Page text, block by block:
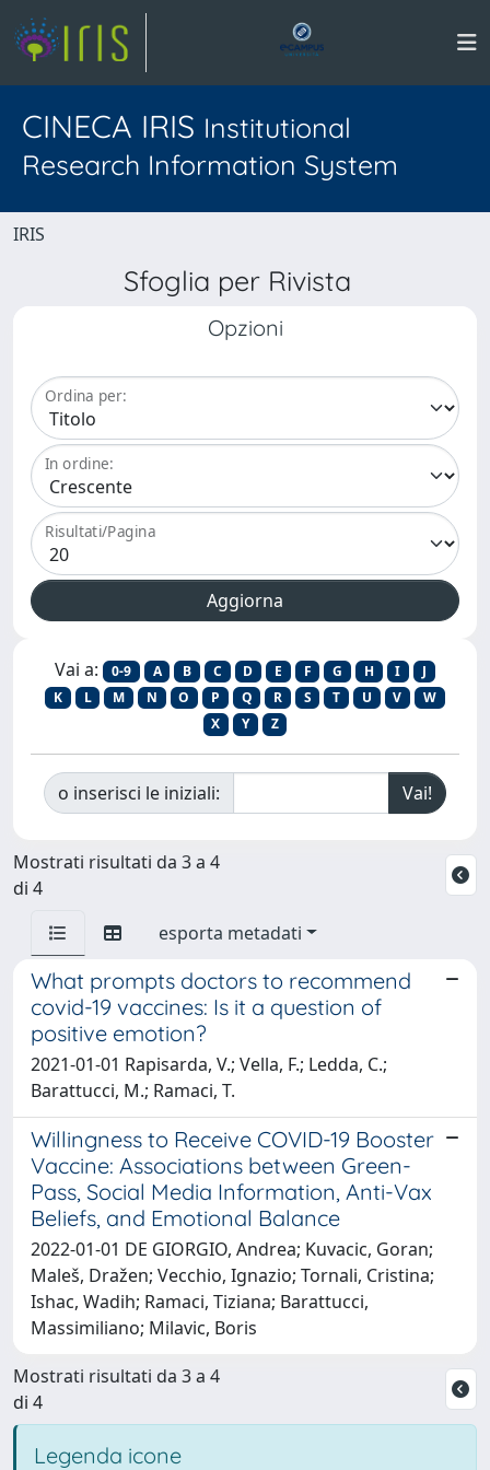
CINECA IRIS Institutional
Research Information System
IRIS
Sfoglia per Rivista
Opzioni
Ordina per:
In ordine:
Risultati/Pagina
Vai a: 0-9 A B C D E F G H I
J
K
L M N O P Q R S T U V
W
X
Y Z
o inserisci le iniziali:
Mostrati risultati da 3 a 4
di 4
esporta metadati
What prompts doctors to recommend
covid-19 vaccines: Is it a question of
positive emotion?
2021-01-01 Rapisarda, V.; Vella, F.; Ledda, C.;
Barattucci, M.; Ramaci, T.
Willingness to Receive COVID-19 Booster
Vaccine: Associations between Green-
Pass, Social Media Information, Anti-Vax
Beliefs, and Emotional Balance
2022-01-01 DE GIORGIO, Andrea; Kuvacic, Goran;
Maleš, Dražen; Vecchio, Ignazio; Tornali, Cristina;
Ishac, Wadih; Ramaci, Tiziana; Barattucci,
Massimiliano; Milavic, Boris
Mostrati risultati da 3 a 4
di 4
Legenda icone